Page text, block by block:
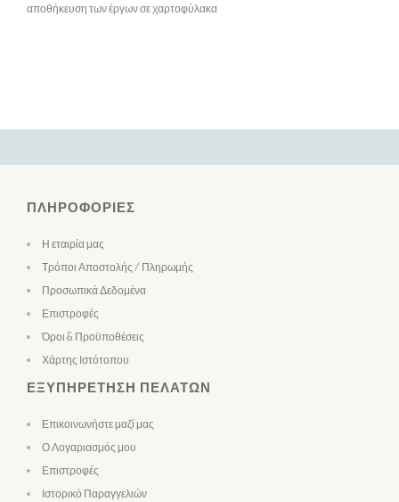
αποθήκευση των έργων σε χαρτοφύλακα
ΠΛΗΡΟΦΟΡΊΕΣ
Η εταιρία μας
Τρόποι Αποστολής / Πληρωμής
Προσωπικά Δεδομένα
Επιστροφές
Όροι & Προϋποθέσεις
Χάρτης Ιστότοπου
ΕΞΥΠΗΡΈΤΗΣΗ ΠΕΛΑΤΏΝ
Επικοινωνήστε μαζί μας
Ο Λογαριασμός μου
Επιστροφές
Ιστορικό Παραγγελιών